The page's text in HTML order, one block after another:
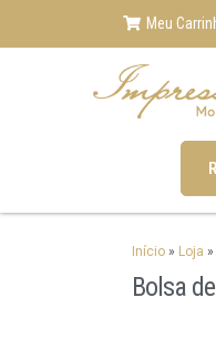
Meu
Início » Loja »
Bolsa